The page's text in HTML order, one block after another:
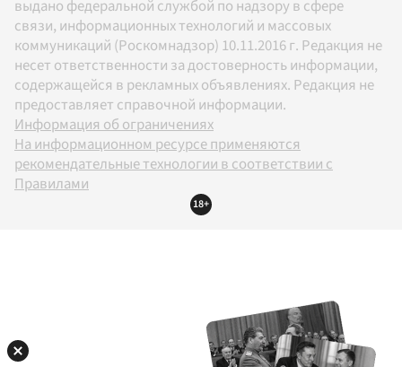
выдано федеральной службой по надзору в сфере
связи, информационных технологий и массовых
коммуникаций (Роскомнадзор) 10.11.2016 г. Редакция не
несет ответственности за достоверность информации,
содержащейся в рекламных объявлениях. Редакция не
предоставляет справочной информации.
Информация об ограничениях
На информационном ресурсе применяются
рекомендательные технологии в соответствии с
Правилами
18+